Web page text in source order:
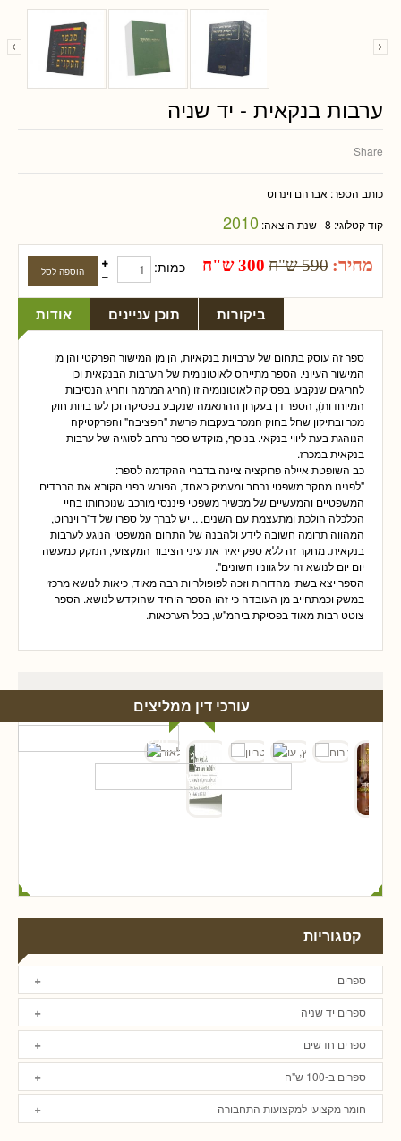
ערבות בנקאית - יד שניה
Share
כותב הספר: אברהם וינרוט
קוד קטלוגי: 8 שנת הוצאה: 2010
מחיר: 590 ש"ח 300 ש"ח כמות:
אודות תוכן עניינים ביקורות
ספר זה עוסק בתחום של ערבויות בנקאיות, הן מן המישור הפרקטי והן מן
המישור העיוני. הספר מתייחס לאוטונומית של הערבות הבנקאית וכן
לחריגים שנקבעו בפסיקה לאוטונומיה זו (חריג המרמה וחריג הנסיבות
המיוחדות), הספר דן בעקרון ההתאמה שנקבע בפסיקה וכן לערבויות חוק
מכר ובתיקון שחל בחוק המכר בעקבות פרשת "חפציבה" והפרקטיקה
הנוהגת בעת ליווי בנקאי. בנוסף, מוקדש ספר נרחב לסוגיה של ערבות
בנקאית במכרז.
כב השופטת איילה פרוקציה ציינה בדברי ההקדמה לספר:
"לפנינו מחקר משפטי נרחב ומעמיק כאחד, הפורש בפני הקורא את הרבדים
המשפטיים והמעשיים של מכשיר משפטי פיננסי מורכב שנוכחותו בחיי
הכלכלה הולכת ומתעצמת עם השנים. .. יש לברך על ספרו של ד"ר וינרוט,
המהווה תרומה חשובה לידע ולהבנה של התחום המשפטי הנוגע לערבות
בנקאית. מחקר זה ללא ספק יאיר את עיני הציבור המקצועי, הנזקק כמעשה
יום יום לנושא זה על גווניו השונים".
הספר יצא בשתי מהדורות וזכה לפופולריות רבה מאוד, כיאות לנושא מרכזי
במשק וכמתחייב מן העובדה כי זהו הספר היחיד שהוקדש לנושא. הספר
צוטט רבות מאוד בפסיקת ביהמ"ש, בכל הערכאות.
עורכי דין ממליצים
קטגוריות
ספרים
ספרים יד שניה
ספרים חדשים
ספרים ב-100 ש"ח
חומר מקצועי למקצועות התחבורה